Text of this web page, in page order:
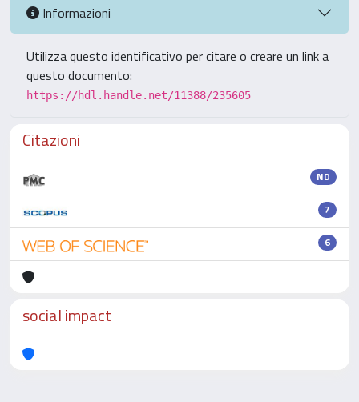
Informazioni
Utilizza questo identificativo per citare o creare un link a
questo documento:
https://hdl.handle.net/11388/235605
Citazioni
ND
7
6
social impact